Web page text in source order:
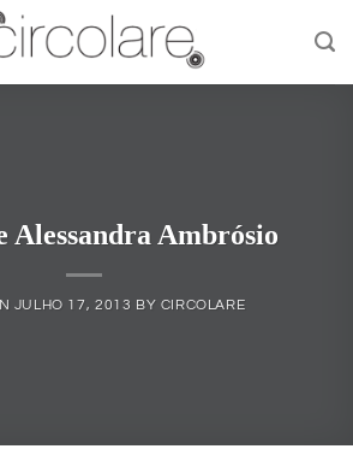
Alessandra Ambrósio
JULHO 17, 2013 BY CIRCOLARE